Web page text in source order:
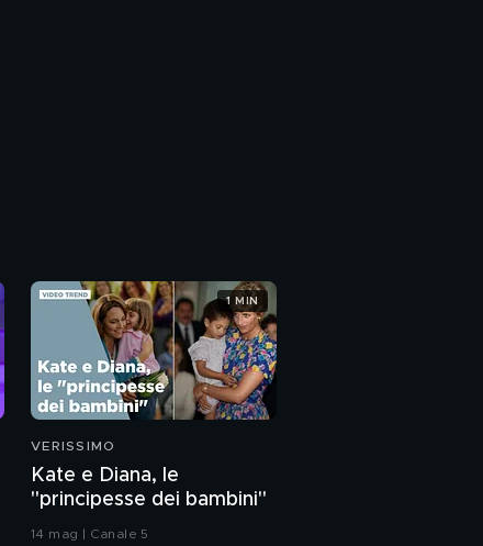
VERISSIMO
Kate e Diana, le
"principesse dei bambini"
14 mag | Canale 5
1 MIN